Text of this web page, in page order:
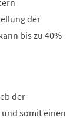
der
bis zu 40%
der
somit einen